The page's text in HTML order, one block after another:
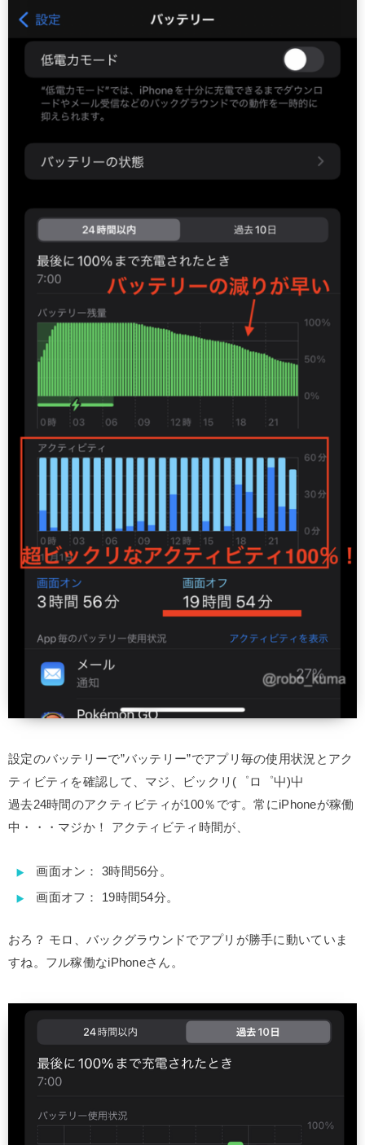
設定のバッテリーで”バッテリー”でアプリ毎の使用状況とアク
ティビティを確認して、マジ、ビックリ(゜ロ゜屮)屮
過去24時間のアクティビティが100％です。常にiPhoneが稼働
中・・・マジか！ アクティビティ時間が、
画面オン： 3時間56分。
画面オフ： 19時間54分。
おろ？ モロ、バックグラウンドでアプリが勝手に動いていま
すね。フル稼働なiPhoneさん。